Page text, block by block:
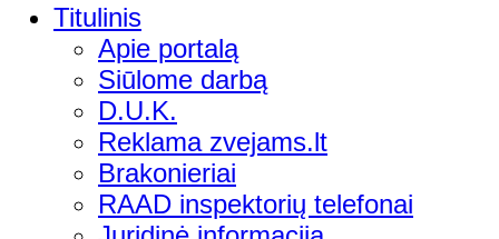
Titulinis
Apie portalą
Siūlome darbą
D.U.K.
Reklama zvejams.lt
Brakonieriai
RAAD inspektorių telefonai